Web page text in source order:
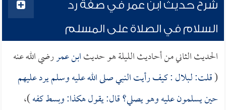
شرح حديث ابن عمر في صفة رد
السلام في الصلاة على المسلم
الحديث الثاني من أحاديث الليلة هو حديثابن عمررضي الله عنه
(قلت: لـبلال: كيف رأيت النبي صلى الله عليه وسلم يرد عليهم
حين يسلمون عليه وهو يصلي؟ قال: يقول هكذا: وبسط كفه)،